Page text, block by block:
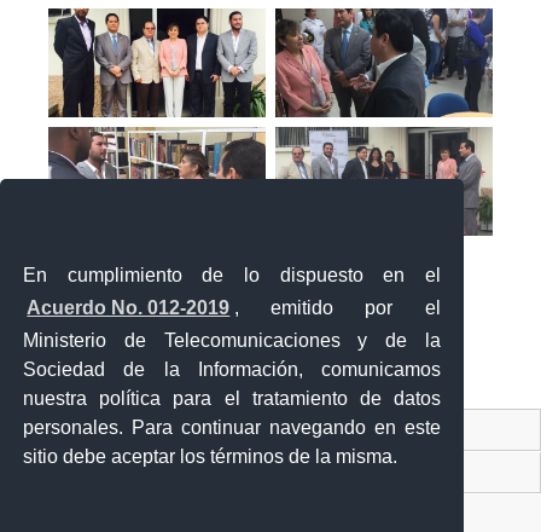
En cumplimiento de lo dispuesto en el
Acuerdo No. 012-2019 , emitido por el
Ministerio de Telecomunicaciones y de la
Sociedad de la Información, comunicamos
nuestra política para el tratamiento de datos
personales. Para continuar navegando en este
sitio debe aceptar los términos de la misma.
Contacto Ciudadano Digital